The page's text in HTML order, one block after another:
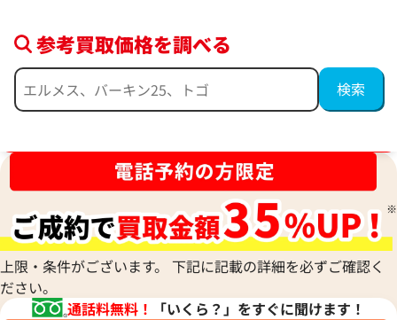
参考買取価格を調べる
上限・条件がございます。 下記に記載の詳細を必ずご確認く
ださい。
通話料無料！
「いくら？」をすぐに聞けます！